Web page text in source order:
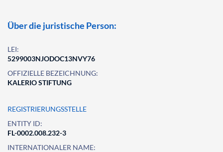
Über die juristische Person:
LEI:
5299003NJODOC13NVY76
OFFIZIELLE BEZEICHNUNG:
KALERIO STIFTUNG
REGISTRIERUNGSSTELLE
ENTITY ID:
FL-0002.008.232-3
INTERNATIONALER NAME: